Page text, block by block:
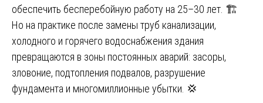
обеспечить бесперебойную работу на 25–30 лет. 🏗️
Но на практике после замены труб канализации,
холодного и горячего водоснабжения здания
превращаются в зоны постоянных аварий: засоры,
зловоние, подтопления подвалов, разрушение
фундамента и многомиллионные убытки. 💢